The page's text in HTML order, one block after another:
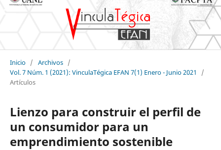
Inicio / Archivos /
Vol. 7 Núm. 1 (2021): VinculaTégica EFAN 7(1) Enero - Junio 2021
/
Artículos
Lienzo para construir el perfil de
un consumidor para un
emprendimiento sostenible